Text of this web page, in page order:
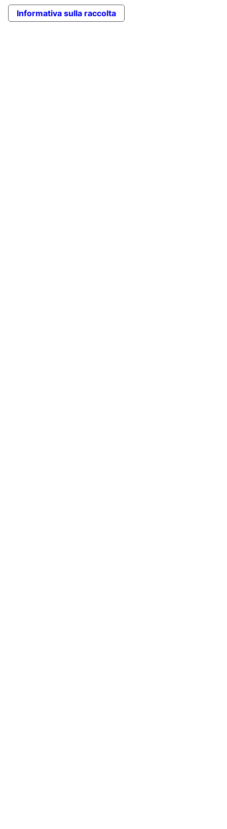
Informativa sulla raccolta